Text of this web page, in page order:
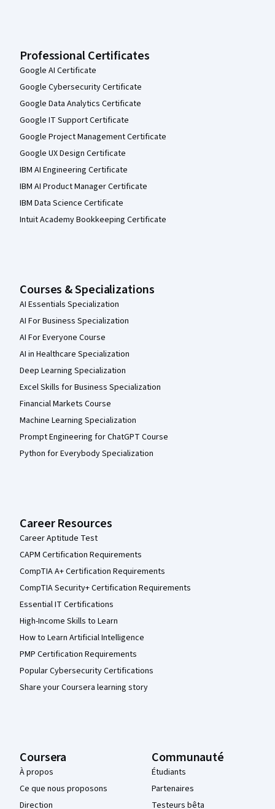
Professional Certificates
Google AI Certificate
Google Cybersecurity Certificate
Google Data Analytics Certificate
Google IT Support Certificate
Google Project Management Certificate
Google UX Design Certificate
IBM AI Engineering Certificate
IBM AI Product Manager Certificate
IBM Data Science Certificate
Intuit Academy Bookkeeping Certificate
Courses & Specializations
AI Essentials Specialization
AI For Business Specialization
AI For Everyone Course
AI in Healthcare Specialization
Deep Learning Specialization
Excel Skills for Business Specialization
Financial Markets Course
Machine Learning Specialization
Prompt Engineering for ChatGPT Course
Python for Everybody Specialization
Career Resources
Career Aptitude Test
CAPM Certification Requirements
CompTIA A+ Certification Requirements
CompTIA Security+ Certification Requirements
Essential IT Certifications
High-Income Skills to Learn
How to Learn Artificial Intelligence
PMP Certification Requirements
Popular Cybersecurity Certifications
Share your Coursera learning story
Coursera
À propos
Ce que nous proposons
Direction
Communauté
Étudiants
Partenaires
Testeurs bêta